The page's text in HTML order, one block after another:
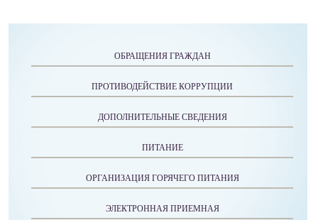
ОБРАЩЕНИЯ ГРАЖДАН
ПРОТИВОДЕЙСТВИЕ КОРРУПЦИИ
ДОПОЛНИТЕЛЬНЫЕ СВЕДЕНИЯ
ПИТАНИЕ
ОРГАНИЗАЦИЯ ГОРЯЧЕГО ПИТАНИЯ
ЭЛЕКТРОННАЯ ПРИЕМНАЯ